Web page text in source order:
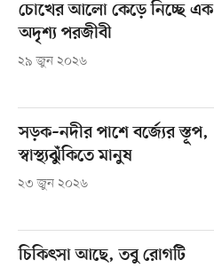
চোখের আলো কেড়ে নিচ্ছে এক
অদৃশ্য পরজীবী
২৯ জুন ২০২৬
সড়ক–নদীর পাশে বর্জ্যের স্তূপ,
স্বাস্থ্যঝুঁকিতে মানুষ
২৩ জুন ২০২৬
চিকিৎসা আছে, তবু রোগটি